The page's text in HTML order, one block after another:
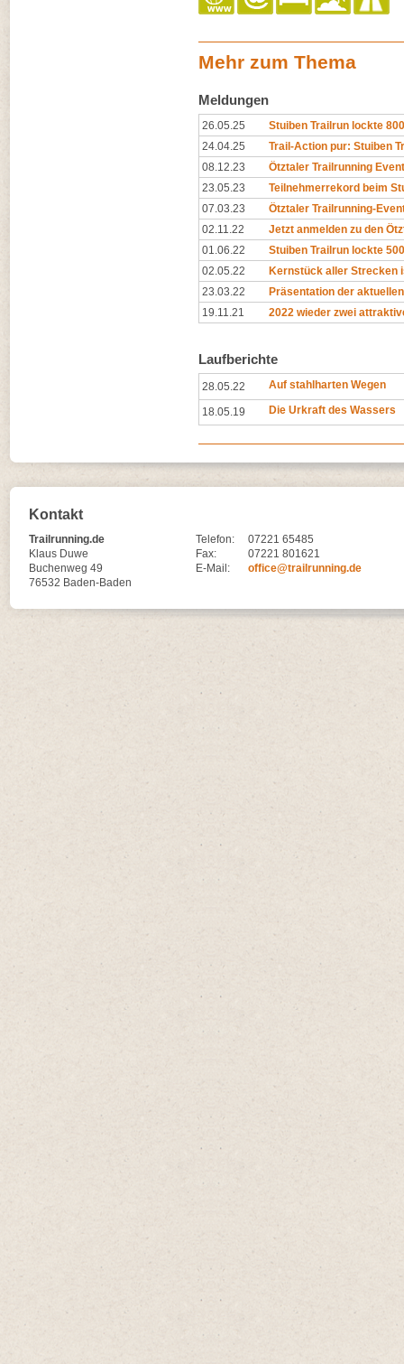
Mehr zum Thema
Meldungen
26.05.25
Stuiben Trailrun lockte
24.04.25
Trail-Action pur: Stuiben
08.12.23
Ötztaler Trailrunning
23.05.23
Teilnehmerrekord beim
07.03.23
Ötztaler Trailrunning-
02.11.22
Jetzt anmelden zu den
01.06.22
Stuiben Trailrun lockte
02.05.22
Kernstück aller Strecken
23.03.22
Präsentation der
19.11.21
2022 wieder zwei
Laufberichte
28.05.22 Auf stahlharten Wegen
18.05.19 Die Urkraft des Wassers
Kontakt
Trailrunning.de
Klaus Duwe
Buchenweg 49
76532 Baden-Baden
Telefon:
07221 65485
Fax:
07221 801621
E-Mail:
office@trailrunning.de